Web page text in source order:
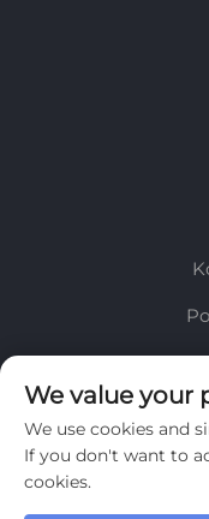
Prijavite se za
We value your
We use cookies and
If you don't want to
cookies.